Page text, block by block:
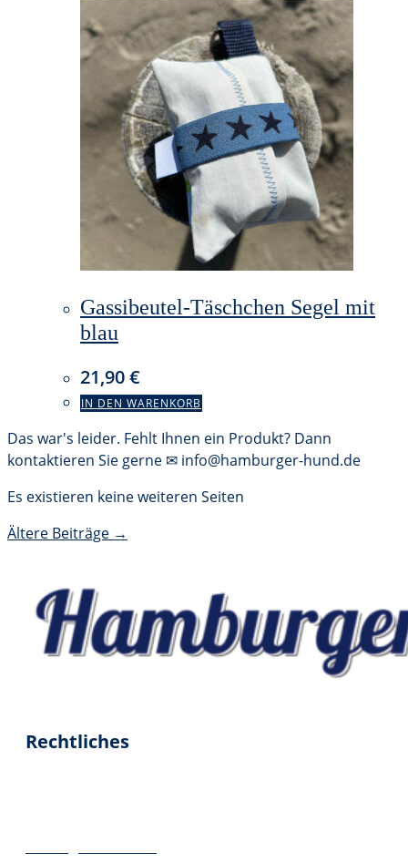
Gassibeutel-Täschchen Segel mit
blau
21,90€
IN DEN WARENKORB
Das war's leider. Fehlt Ihnen ein Produkt? Dann
kontaktieren Sie gerne ✉ info@hamburger-hund.de
Es existieren keine weiteren Seiten
Ältere Beiträge →
Rechtliches